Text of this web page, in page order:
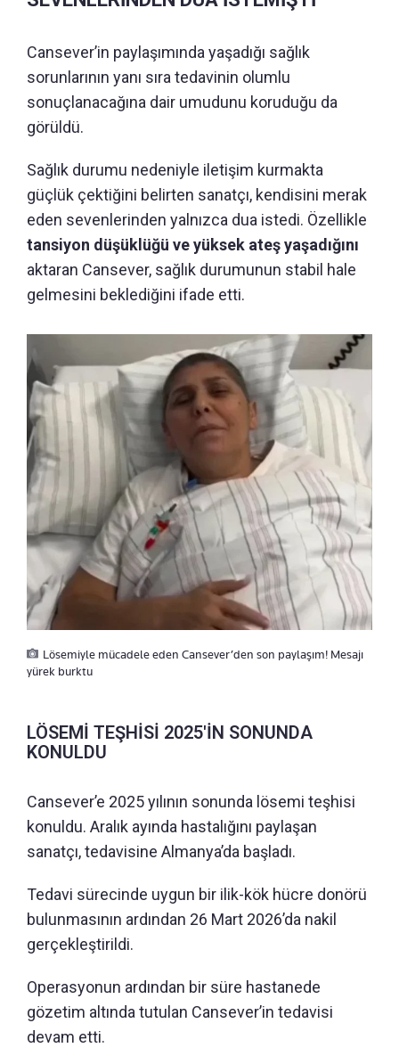
Cansever’in paylaşımında yaşadığı sağlık
sorunlarının yanı sıra tedavinin olumlu
sonuçlanacağına dair umudunu koruduğu da
görüldü.
Sağlık durumu nedeniyle iletişim kurmakta
güçlük çektiğini belirten sanatçı, kendisini merak
eden sevenlerinden yalnızca dua istedi. Özellikle
tansiyon düşüklüğü ve yüksek ateş yaşadığını
aktaran Cansever, sağlık durumunun stabil hale
gelmesini beklediğini ifade etti.
Lösemiyle mücadele eden Cansever’den son paylaşım! Mesajı
yürek burktu
LÖSEMİ TEŞHİSİ 2025'İN SONUNDA
KONULDU
Cansever’e 2025 yılının sonunda lösemi teşhisi
konuldu. Aralık ayında hastalığını paylaşan
sanatçı, tedavisine Almanya’da başladı.
Tedavi sürecinde uygun bir ilik-kök hücre donörü
bulunmasının ardından 26 Mart 2026’da nakil
gerçekleştirildi.
Operasyonun ardından bir süre hastanede
gözetim altında tutulan Cansever’in tedavisi
devam etti.